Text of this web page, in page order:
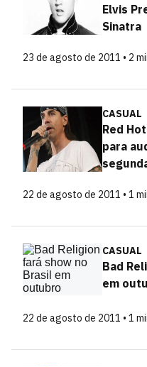
Elvis
Sinatra
23 de agosto de 2011 • 2
CASUAL
Red
para
22 de agosto de 2011 • 1
CASUAL
Bad
em
22 de agosto de 2011 • 1